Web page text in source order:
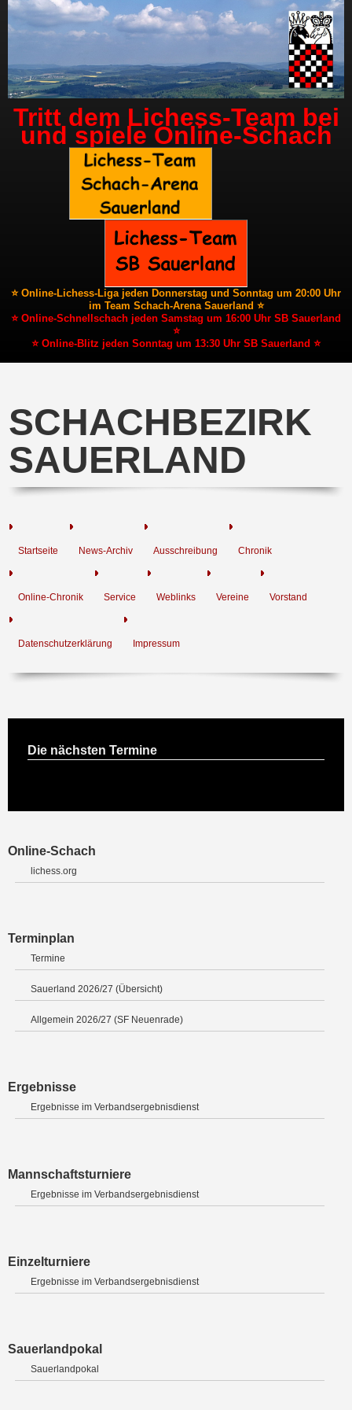
Tritt dem Lichess-Team bei
und spiele Online-Schach
⭐ Online-Lichess-Liga jeden Donnerstag und Sonntag um 20:00 Uhr
im Team Schach-Arena Sauerland ⭐
⭐ Online-Schnellschach jeden Samstag um 16:00 Uhr SB Sauerland
⭐
⭐ Online-Blitz jeden Sonntag um 13:30 Uhr SB Sauerland ⭐
SCHACHBEZIRK
SAUERLAND
Startseite News-Archiv Ausschreibung Chronik
Online-Chronik Service Weblinks Vereine Vorstand
Datenschutzerklärung Impressum
Die nächsten Termine
Online-Schach
lichess.org
Terminplan
Termine
Sauerland 2026/27 (Übersicht)
Allgemein 2026/27 (SF Neuenrade)
Ergebnisse
Ergebnisse im Verbandsergebnisdienst
Mannschaftsturniere
Ergebnisse im Verbandsergebnisdienst
Einzelturniere
Ergebnisse im Verbandsergebnisdienst
Sauerlandpokal
Sauerlandpokal